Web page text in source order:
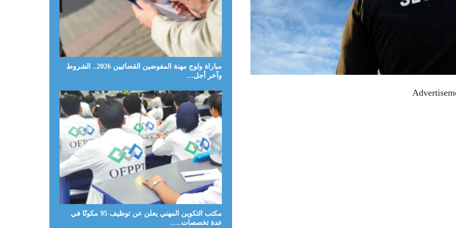
مباراة ولوج مهنة المفوضين القضائيين 2026.. الشروط
وآخر أجل…
مكتب التكوين المهني يعلن عن توظيف 95 مكونًا في
عدة تخصصات..…